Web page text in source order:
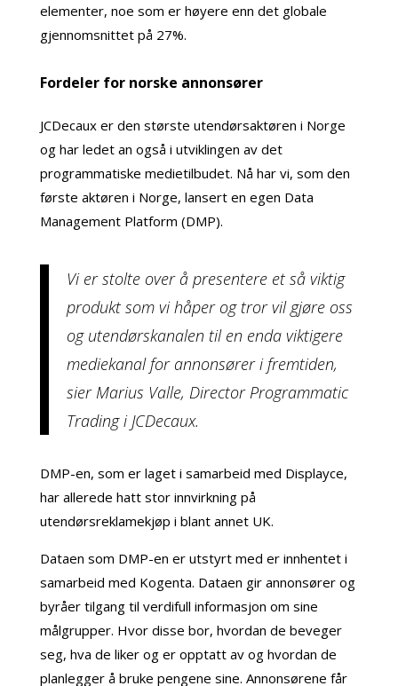
elementer, noe som er høyere enn det globale
gjennomsnittet på 27%.
Fordeler for norske annonsører
JCDecaux er den største utendørsaktøren i Norge
og har ledet an også i utviklingen av det
programmatiske medietilbudet. Nå har vi, som den
første aktøren i Norge, lansert en egen Data
Management Platform (DMP).
Vi er stolte over å presentere et så viktig
produkt som vi håper og tror vil gjøre oss
og utendørskanalen til en enda viktigere
mediekanal for annonsører i fremtiden,
sier Marius Valle, Director Programmatic
Trading i JCDecaux.
DMP-en, som er laget i samarbeid med Displayce,
har allerede hatt stor innvirkning på
utendørsreklamekjøp i blant annet UK.
Dataen som DMP-en er utstyrt med er innhentet i
samarbeid med Kogenta. Dataen gir annonsører og
byråer tilgang til verdifull informasjon om sine
målgrupper. Hvor disse bor, hvordan de beveger
seg, hva de liker og er opptatt av og hvordan de
planlegger å bruke pengene sine. Annonsørene får